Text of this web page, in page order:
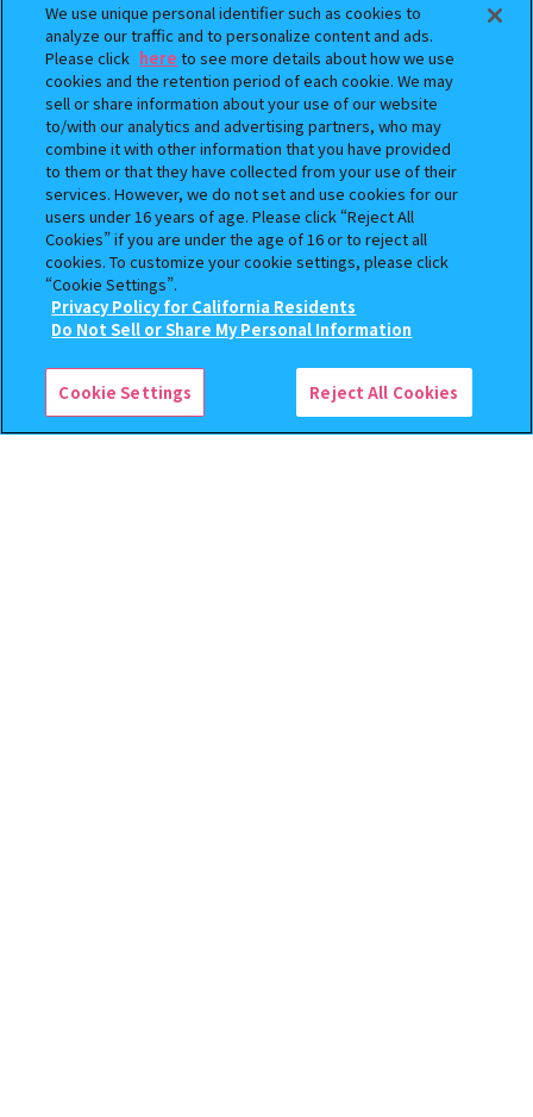
検索中の商品
“ディズニーキャラクター” Capsule Bottle
Charm
大阪府大阪市阿倍野区長池町22番23号
402km
ニトリ西成店
大阪府大阪市西成区南津守7丁目13-5
402.8km
取扱商品
ニトリ秋田店
秋田県秋田市卸町1丁目1-9
442.3km
取扱商品
ニトリ青森大野店
青森県青森市東大野2丁目1-18
569.8km
取扱商品
We use unique personal identifier such as cookies to
analyze our traffic and to personalize content and ads.
Please click here to see more details about how we use
cookies and the retention period of each cookie. We may
sell or share information about your use of our website
to/with our analytics and advertising partners, who may
combine it with other information that you have provided
to them or that they have collected from your use of their
services. However, we do not set and use cookies for our
users under 16 years of age. Please click “Reject All
Cookies” if you are under the age of 16 or to reject all
cookies. To customize your cookie settings, please click
“Cookie Settings”.
Privacy Policy for California Residents
Do Not Sell or Share My Personal Information
Cookie Settings Reject All Cookies